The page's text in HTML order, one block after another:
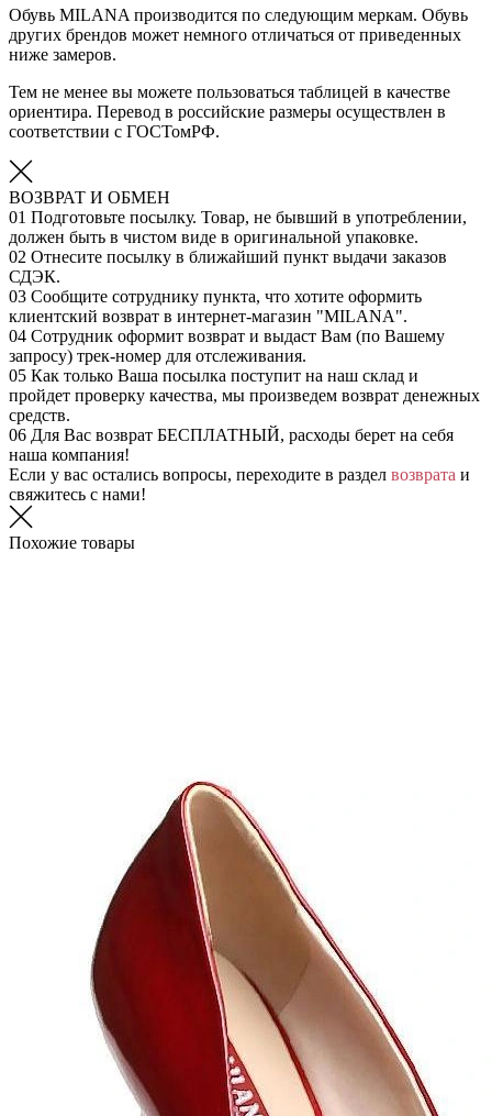
Обувь MILANA производится по следующим меркам. Обувь
других брендов может немного отличаться от приведенных
ниже замеров.
Тем не менее вы можете пользоваться таблицей в качестве
ориентира. Перевод в российские размеры осуществлен в
соответствии с ГОСТомРФ.
ВОЗВРАТ И ОБМЕН
01 Подготовьте посылку. Товар, не бывший в употреблении,
должен быть в чистом виде в оригинальной упаковке.
02 Отнесите посылку в ближайший пункт выдачи заказов
СДЭК.
03 Сообщите сотруднику пункта, что хотите оформить
клиентский возврат в интернет-магазин "MILANA".
04 Сотрудник оформит возврат и выдаст Вам (по Вашему
запросу) трек-номер для отслеживания.
05 Как только Ваша посылка поступит на наш склад и
пройдет проверку качества, мы произведем возврат денежных
средств.
06 Для Вас возврат БЕСПЛАТНЫЙ, расходы берет на себя
наша компания!
Если у вас остались вопросы, переходите в раздел возврата и
свяжитесь с нами!
Похожие товары